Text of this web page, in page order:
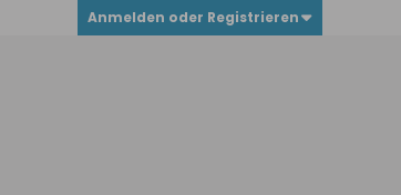
Anmelden oder Registrieren